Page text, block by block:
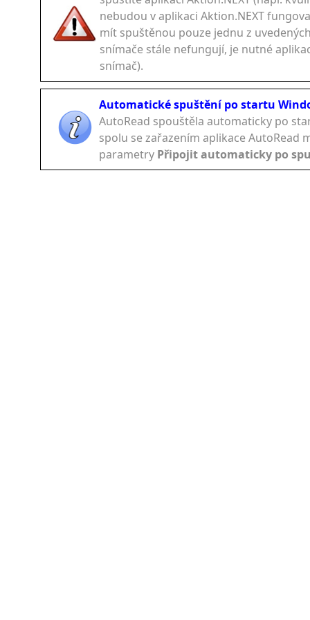
nebudou v aplikaci Aktion.NEXT
mít spuštěnou pouze jednu z
snímače stále nefungují, je nutné
snímač).
Automatické spuštění po startu
AutoRead spouštěla automaticky po
spolu se zařazením aplikace
parametry Připojit automaticky po